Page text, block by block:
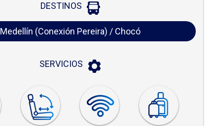
DESTINOS
Medellín (Conexión Pereira) / Chocó
SERVICIOS